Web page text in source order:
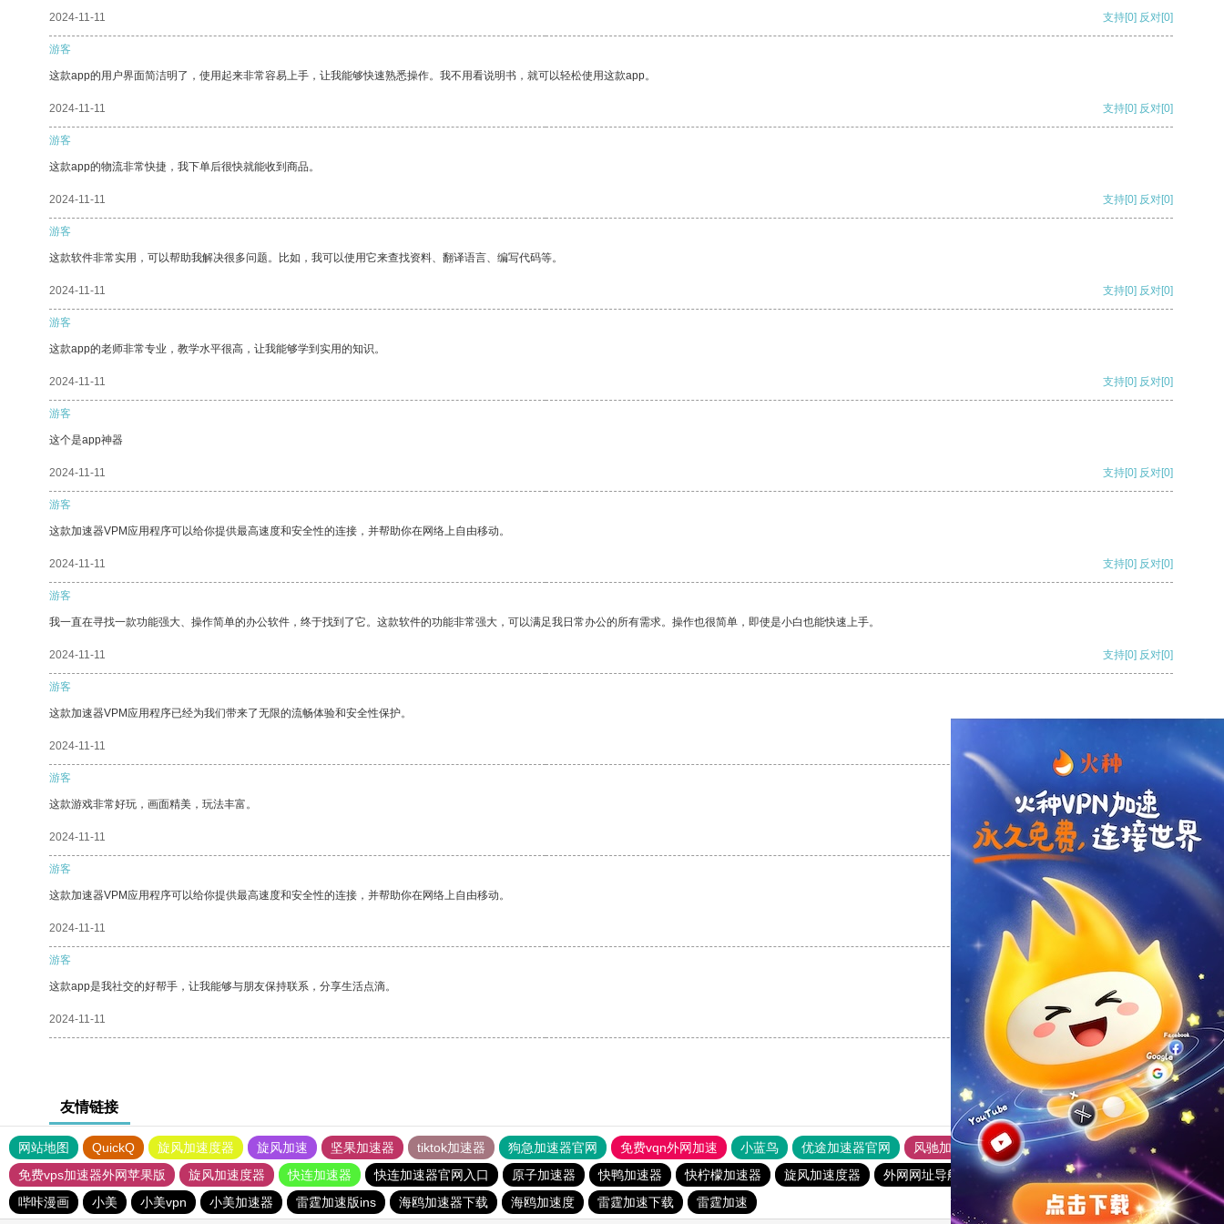
2024-11-11 支持[0] 反对[0]
游客
这款app的用户界面简洁明了，使用起来非常容易上手，让我能够快速熟悉操作。我不用看说明书，就可以轻松使用这款app。
2024-11-11 支持[0] 反对[0]
游客
这款app的物流非常快捷，我下单后很快就能收到商品。
2024-11-11 支持[0] 反对[0]
游客
这款软件非常实用，可以帮助我解决很多问题。比如，我可以使用它来查找资料、翻译语言、编写代码等。
2024-11-11 支持[0] 反对[0]
游客
这款app的老师非常专业，教学水平很高，让我能够学到实用的知识。
2024-11-11 支持[0] 反对[0]
游客
这个是app神器
2024-11-11 支持[0] 反对[0]
游客
这款加速器VPM应用程序可以给你提供最高速度和安全性的连接，并帮助你在网络上自由移动。
2024-11-11 支持[0] 反对[0]
游客
我一直在寻找一款功能强大、操作简单的办公软件，终于找到了它。这款软件的功能非常强大，可以满足我日常办公的所有需求。操作也很简单，即使是小白也能快速上手。
2024-11-11 支持[0] 反对[0]
游客
这款加速器VPM应用程序已经为我们带来了无限的流畅体验和安全性保护。
2024-11-11
游客
这款游戏非常好玩，画面精美，玩法丰富。
2024-11-11 支持 [0] 反对[0]
游客
这款加速器VPM应用程序可以给你提供最高速度和安全性的连接，并帮助你在网络上自由移动。
2024-11-11 支持[0] 反对
游客
这款app是我社交的好帮手，让我能够与朋友保持联系，分享生活点滴。
2024-11-11 支持[0] 反对[0]
友情链接
网站地图 QuickQ 旋风加速度器 旋风加速 坚果加速器 tiktok加速器 狗急加速器官网 免费vqn外网加速 小蓝鸟 优途加速器官网 风驰加速器
旋风加速器
免费vps加速器外网苹果版
旋风加速度器 快连加速器 快连加速器官网入口 原子加速器 快鸭加速器 快柠檬加速器 旋风加速度器 外网网址导航 软件中心 雷霆加速
狂飙加速器
哔咔漫画
小美 小美vpn 小美加速器 雷霆加速版ins 海鸥加速器下载 海鸥加速度 雷霆加速下载 雷霆加速